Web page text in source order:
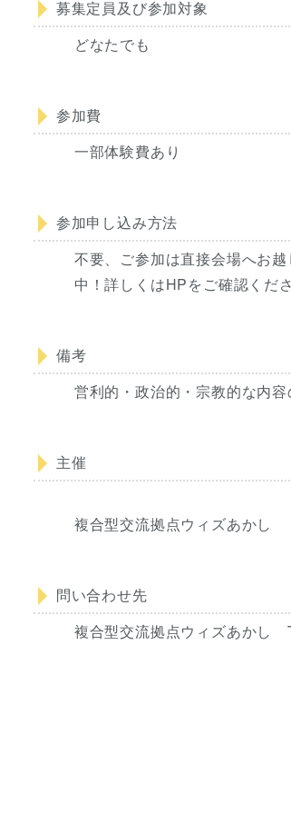
募集定員及び参加対象
どなたでも
参加費
一部体験費あり
参加申し込み方法
不要、ご参加は直接会場へお
中！詳しくはHPをご確認くださ
備考
営利的・政治的・宗教的な内容
主催
複合型交流拠点ウィズあかし
問い合わせ先
複合型交流拠点ウィズあか